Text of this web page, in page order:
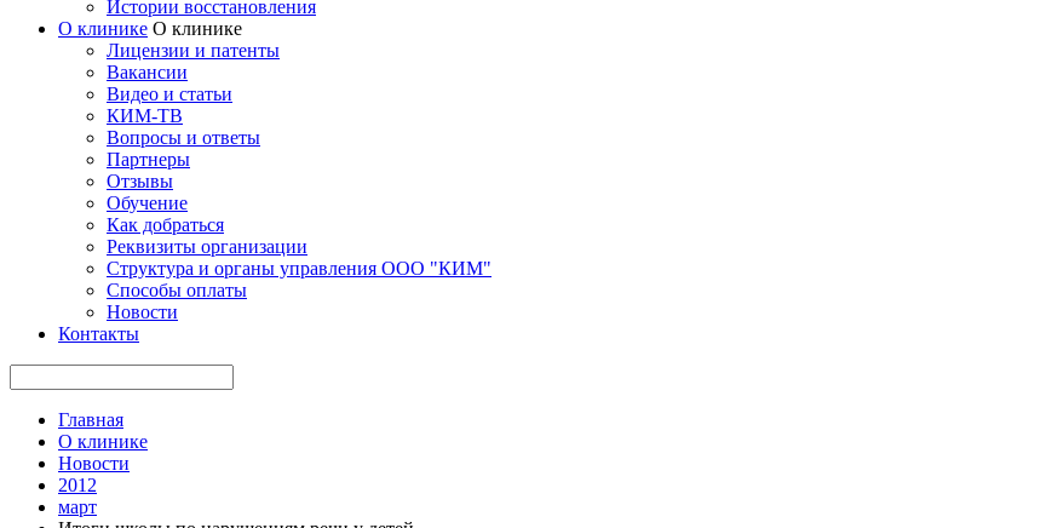
Истории восстановления
О клинике О клинике
Лицензии и патенты
Вакансии
Видео и статьи
КИМ-ТВ
Вопросы и ответы
Партнеры
Отзывы
Обучение
Как добраться
Реквизиты организации
Структура и органы управления ООО "КИМ"
Способы оплаты
Новости
Контакты
Главная
О клинике
Новости
2012
март